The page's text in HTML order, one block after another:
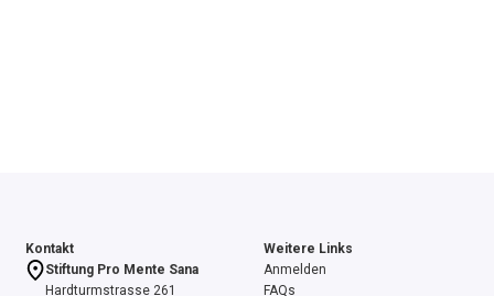
Kontakt
Stiftung Pro Mente Sana
Hardturmstrasse 261
Weitere Links
Anmelden
FAQs